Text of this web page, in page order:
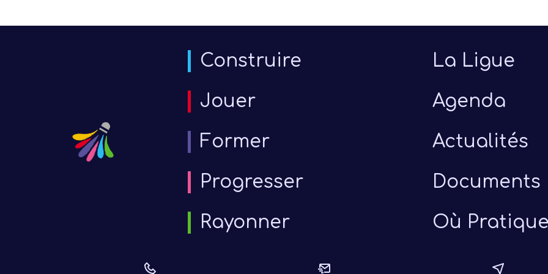
6 juillet 2026
Construire
Jouer
Former
Progresser
Rayonner
La Ligue
Agenda
Actualités
Documents
Où